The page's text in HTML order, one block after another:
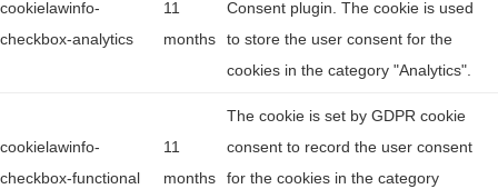
cookielawinfo-
checkbox-analytics
11
months
Consent plugin. The cookie is used
to store the user consent for the
cookies in the category "Analytics".
cookielawinfo-
checkbox-functional
11
months
The cookie is set by GDPR cookie
consent to record the user consent
for the cookies in the category